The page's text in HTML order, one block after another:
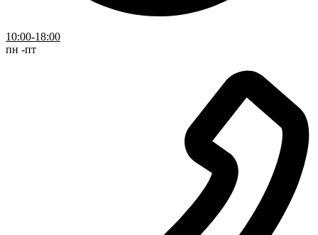
10:00-18:00
пн -пт